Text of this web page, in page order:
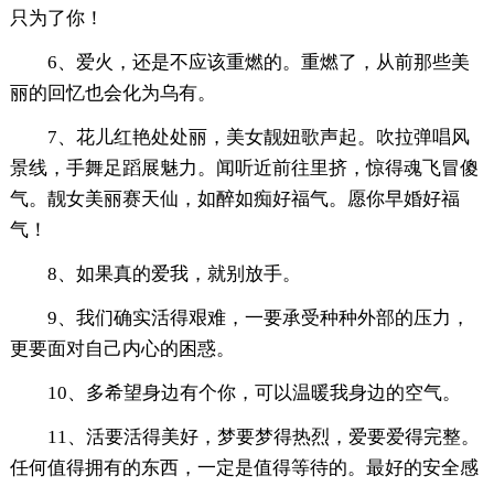
只为了你！
6、爱火，还是不应该重燃的。重燃了，从前那些美
丽的回忆也会化为乌有。
7、花儿红艳处处丽，美女靓妞歌声起。吹拉弹唱风
景线，手舞足蹈展魅力。闻听近前往里挤，惊得魂飞冒傻
气。靓女美丽赛天仙，如醉如痴好福气。愿你早婚好福
气！
8、如果真的爱我，就别放手。
9、我们确实活得艰难，一要承受种种外部的压力，
更要面对自己内心的困惑。
10、多希望身边有个你，可以温暖我身边的空气。
11、活要活得美好，梦要梦得热烈，爱要爱得完整。
任何值得拥有的东西，一定是值得等待的。最好的安全感